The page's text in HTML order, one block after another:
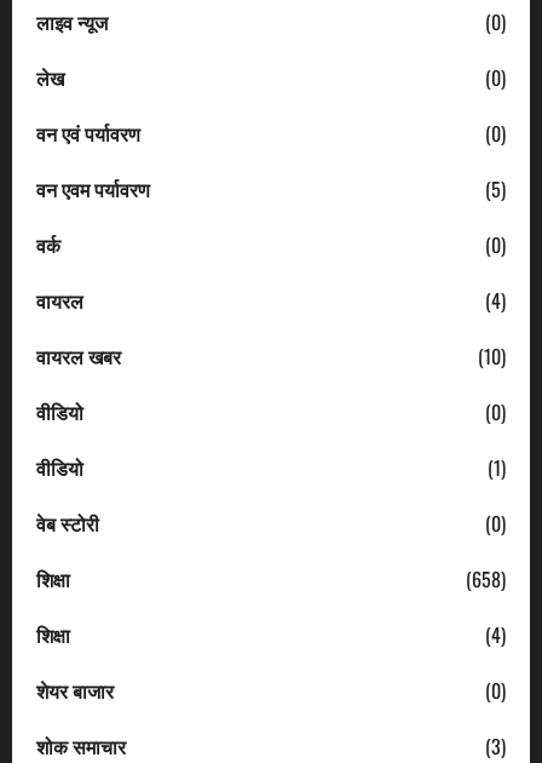
लाइव न्यूज
(0)
लेख
(0)
वन एवं पर्यावरण
(0)
वन एवम पर्यावरण
(5)
वर्क
(0)
वायरल
(4)
वायरल खबर
(10)
वीडियो
(0)
वीडियो
(1)
वेब स्टोरी
(0)
शिक्षा
(658)
शिक्षा
(4)
शेयर बाजार
(0)
शोक समाचार
(3)